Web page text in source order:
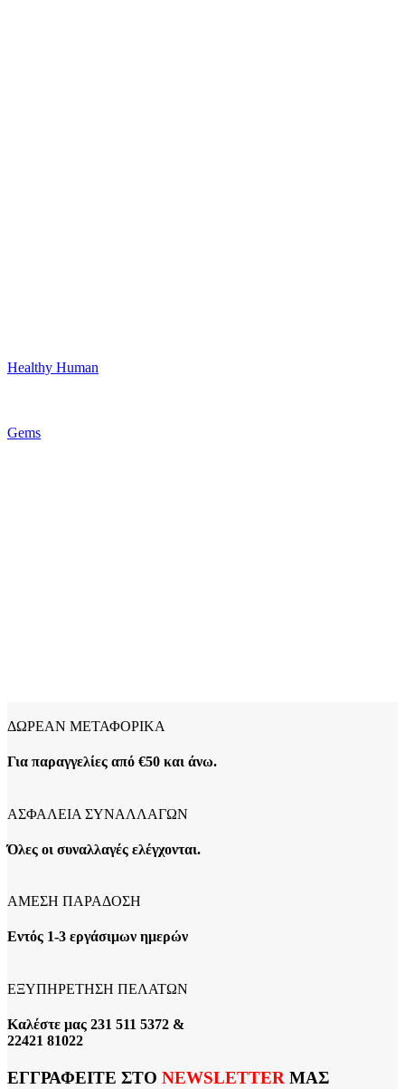
Healthy Human
Gems
ΔΩΡΕΑΝ ΜΕΤΑΦΟΡΙΚΑ
Για παραγγελίες από €50 και άνω.
ΑΣΦΑΛΕΙΑ ΣΥΝΑΛΛΑΓΩΝ
Όλες οι συναλλαγές ελέγχονται.
ΑΜΕΣΗ ΠΑΡΑΔΟΣΗ
Εντός 1-3 εργάσιμων ημερών
ΕΞΥΠΗΡΕΤΗΣΗ ΠΕΛΑΤΩΝ
Καλέστε μας 231 511 5372 &
22421 81022
ΕΓΓΡΑΦΕΙΤΕ ΣΤΟ NEWSLETTER ΜΑΣ